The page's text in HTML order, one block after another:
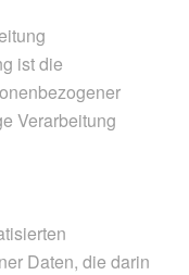
ist die
Verarbeitung
Daten, die darin